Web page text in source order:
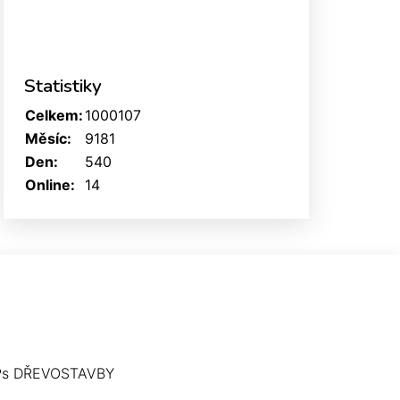
Statistiky
Online: 14
Celkem: 1000107
Měsíc:
9181
Den:
540
DŘEVOSTAVBY